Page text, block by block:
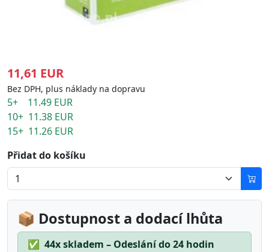
11,61 EUR
Bez DPH, plus náklady na dopravu
5+ 11.49 EUR
10+ 11.38 EUR
15+ 11.26 EUR
Přidat do košíku
📦 Dostupnost a dodací lhůta
✅ 44x skladem – Odeslání do 24 hodin